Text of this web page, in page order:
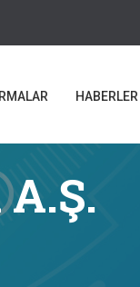
HABERLER